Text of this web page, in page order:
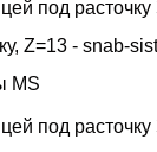
MS